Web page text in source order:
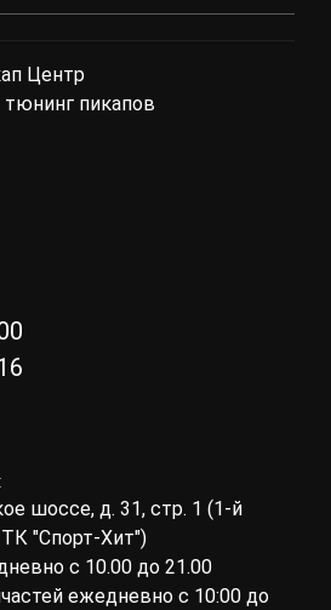
Центр
пикапов
шоссе, д. 31, стр. 1 (1-й
"Спорт-Хит")
с 10.00 до 21.00
ежедневно с 10:00 до